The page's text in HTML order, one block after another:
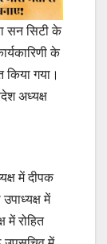
सन सिटी के
के
किया गया।
अध्यक्ष
में दीपक
में
में रोहित